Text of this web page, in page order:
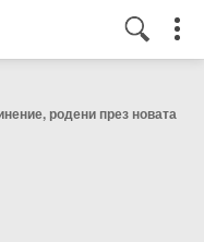
родени през новата